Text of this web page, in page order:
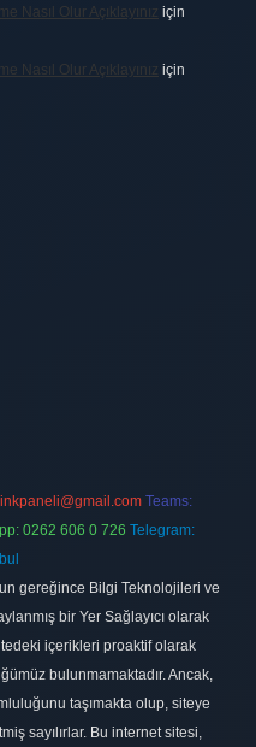
Nasıl Olur Açıklayınız için
Nasıl Olur Açıklayınız için
Teams:
0262 606 0 726 Telegram:
gereğince Bilgi Teknolojileri ve
bir Yer Sağlayıcı olarak
içerikleri proaktif olarak
bulunmamaktadır. Ancak,
taşımakta olup, siteye
sayılırlar. Bu internet sitesi,